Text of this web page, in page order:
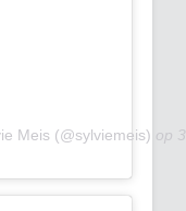
Meis (@sylviemeis) op